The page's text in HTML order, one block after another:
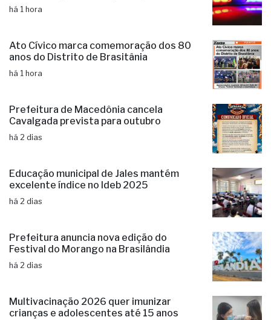
há 1 hora
Ato Cívico marca comemoração dos 80
anos do Distrito de Brasitânia
há 1 hora
Prefeitura de Macedônia cancela
Cavalgada prevista para outubro
há 2 dias
Educação municipal de Jales mantém
excelente índice no Ideb 2025
há 2 dias
Prefeitura anuncia nova edição do
Festival do Morango na Brasilândia
há 2 dias
Multivacinação 2026 quer imunizar
crianças e adolescentes até 15 anos